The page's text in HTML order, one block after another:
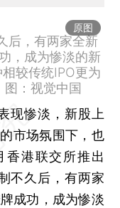
原图
后，有两家全新
，成为惨淡的新
较传统IPO更为
图：视觉中国
惨淡，新股上
市场氛围下，也
香港联交所推出
不久后，有两家
成功，成为惨淡